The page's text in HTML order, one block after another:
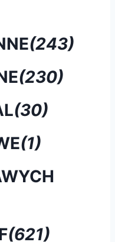
(243)
(230)
(30)
(1)
(621)